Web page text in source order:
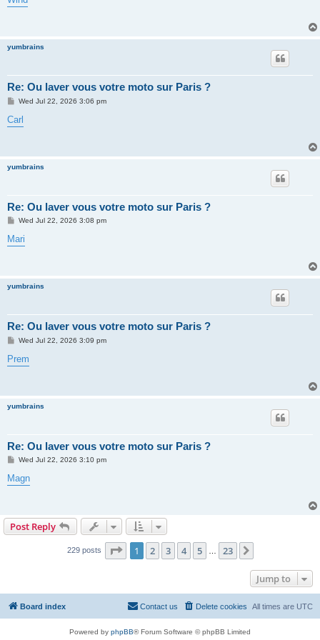
t
yumbrains
Re: Ou laver vous votre moto sur Paris ?
P
s
t
Wed Jul 22, 2026 3:06 pm
Carl
yumbrains
Re: Ou laver vous votre moto sur Paris ?
P
s
t
Wed Jul 22, 2026 3:08 pm
Mari
yumbrains
Re: Ou laver vous votre moto sur Paris ?
P
s
t
Wed Jul 22, 2026 3:09 pm
Prem
yumbrains
Re: Ou laver vous votre moto sur Paris ?
P
s
t
Wed Jul 22, 2026 3:10 pm
Magn
Post Reply
229 posts Page 1of 23
1 2 3 4 5 23
Jump to
Board index All times are UTC
Delete cookies
Contact us
Powered by phpBB® Forum Software © phpBB Limited